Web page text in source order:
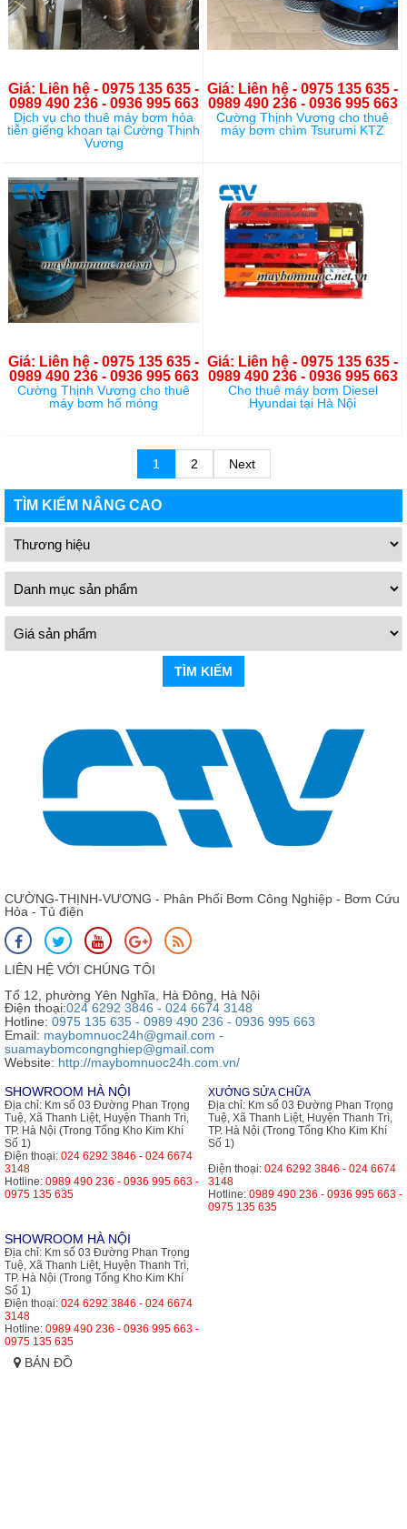
Giá: Liên hệ - 0975 135 635 -
0989 490 236 - 0936 995 663
Dịch vụ cho thuê máy bơm hỏa
tiễn giếng khoan tại Cường Thịnh
Vương
Giá: Liên hệ - 0975 135 635 -
0989 490 236 - 0936 995 663
Cường Thịnh Vương cho thuê
máy bơm chìm Tsurumi KTZ
Giá: Liên hệ - 0975 135 635 -
0989 490 236 - 0936 995 663
Cường Thịnh Vương cho thuê
máy bơm hố móng
Giá: Liên hệ - 0975 135 635 -
0989 490 236 - 0936 995 663
Cho thuê máy bơm Diesel
Hyundai tại Hà Nội
1 2 Next
TÌM KIẾM NÂNG CAO
TÌM KIẾM
CƯỜNG-THỊNH-VƯƠNG - Phân Phối Bơm Công Nghiệp - Bơm Cứu
Hỏa - Tủ điện
LIÊN HỆ VỚI CHÚNG TÔI
Tổ 12, phường Yên Nghĩa, Hà Đông, Hà Nội
Điện thoại:024 6292 3846 - 024 6674 3148
Hotline: 0975 135 635 - 0989 490 236 - 0936 995 663
Email: maybomnuoc24h@gmail.com -
suamaybomcongnghiep@gmail.com
Website: http://maybomnuoc24h.com.vn/
SHOWROOM HÀ NỘI
Địa chỉ: Km số 03 Đường Phan Trọng
Tuệ, Xã Thanh Liệt, Huyện Thanh Trì,
TP. Hà Nội (Trong Tổng Kho Kim Khí
Số 1)
Điện thoại: 024 6292 3846 - 024 6674
3148
Hotline: 0989 490 236 - 0936 995 663 -
0975 135 635
XƯỞNG SỬA CHỮA
Địa chỉ: Km số 03 Đường Phan Trọng
Tuệ, Xã Thanh Liệt, Huyện Thanh Trì,
TP. Hà Nội (Trong Tổng Kho Kim Khí
Số 1)
Điện thoại: 024 6292 3846 - 024 6674
3148
Hotline: 0989 490 236 - 0936 995 663 -
0975 135 635
SHOWROOM HÀ NỘI
Địa chỉ: Km số 03 Đường Phan Trọng
Tuệ, Xã Thanh Liệt, Huyện Thanh Trì,
TP. Hà Nội (Trong Tổng Kho Kim Khí
Số 1)
Điện thoại: 024 6292 3846 - 024 6674
3148
Hotline: 0989 490 236 - 0936 995 663 -
0975 135 635
BẢN ĐỒ